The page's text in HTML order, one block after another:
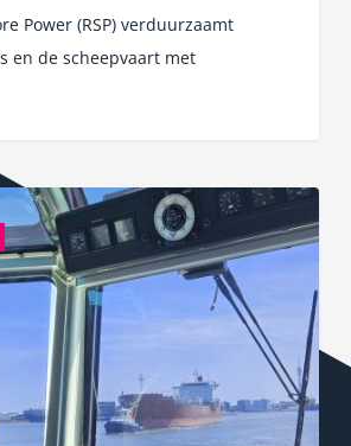
Power (RSP) verduurzaamt
en de scheepvaart met